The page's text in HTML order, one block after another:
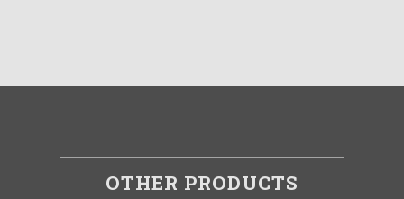
OTHER PRODUCTS